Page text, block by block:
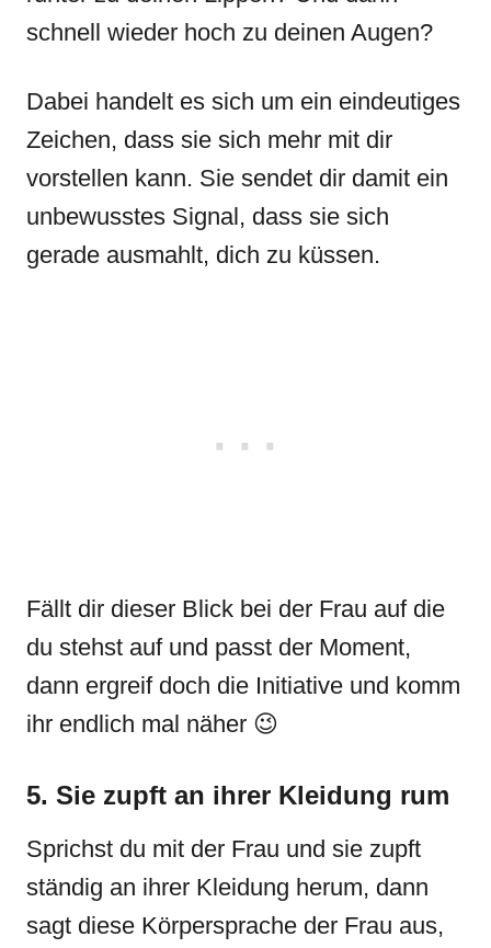
schnell wieder hoch zu deinen Augen?
Dabei handelt es sich um ein eindeutiges
Zeichen, dass sie sich mehr mit dir
vorstellen kann. Sie sendet dir damit ein
unbewusstes Signal, dass sie sich
gerade ausmahlt, dich zu küssen.
Fällt dir dieser Blick bei der Frau auf die
du stehst auf und passt der Moment,
dann ergreif doch die Initiative und komm
ihr endlich mal näher 😉
5. Sie zupft an ihrer Kleidung rum
Sprichst du mit der Frau und sie zupft
ständig an ihrer Kleidung herum, dann
sagt diese Körpersprache der Frau aus,